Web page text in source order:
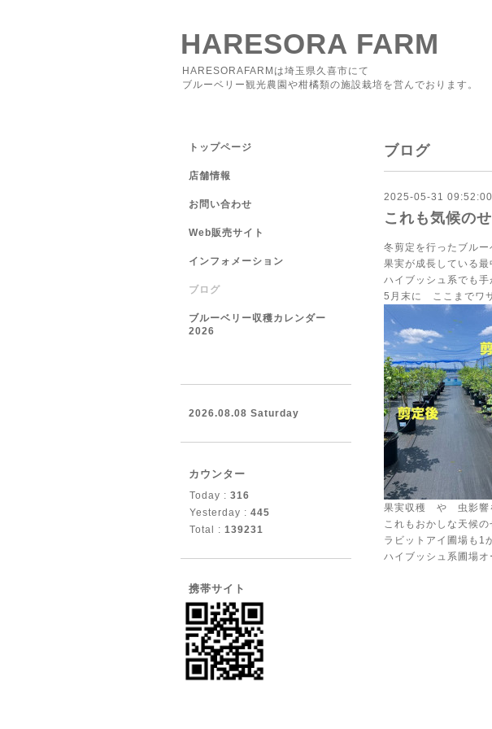
HARESORA FARM
HARESORAFARMは埼玉県久喜市にて
ブルーベリー観光農園や柑橘類の施設栽培を営んでおります。
ブログ
2025-05-31 09:52:00
これも気候の
冬剪定を行ったブル
果実が成長している
ハイブッシュ系でも
5月末に ここまでワ
果実収穫 や 虫影響
これもおかしな天候の
ラビットアイ圃場も1
ハイブッシュ系圃場
トップページ
店舗情報
お問い合わせ
Web販売サイト
インフォメーション
ブログ
ブルーベリー収穫カレンダー
2026
2026.08.08 Saturday
カウンター
Today : 316
Yesterday : 445
Total : 139231
携帯サイト